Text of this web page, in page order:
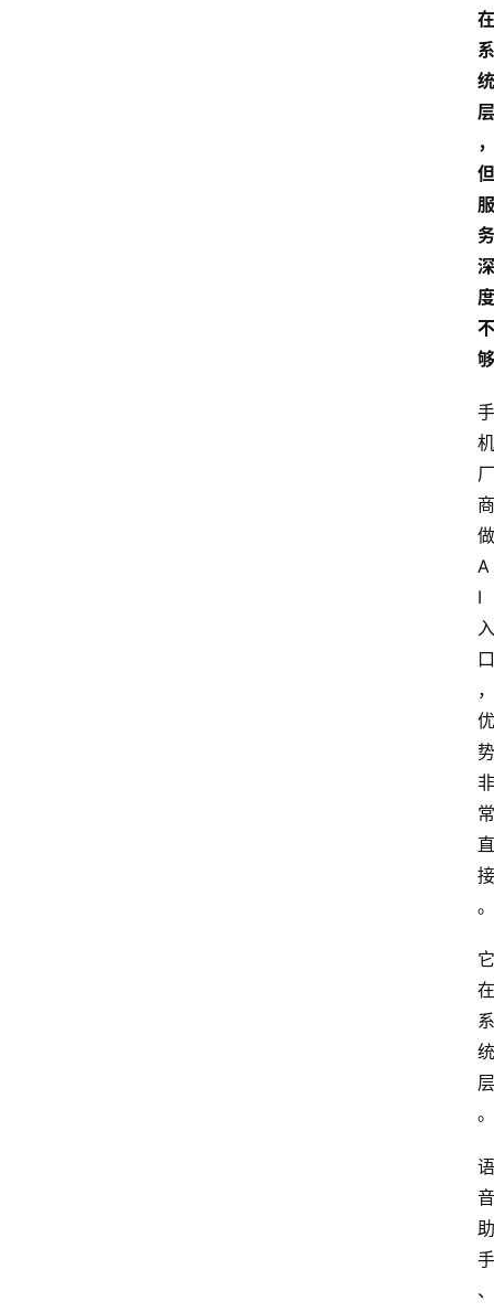
在
系
统
层
，
但
服
务
深
度
不
够
手
机
厂
商
做
A
I
入
口
，
优
势
非
常
直
接
。
它
在
系
统
层
。
语
音
助
手
、